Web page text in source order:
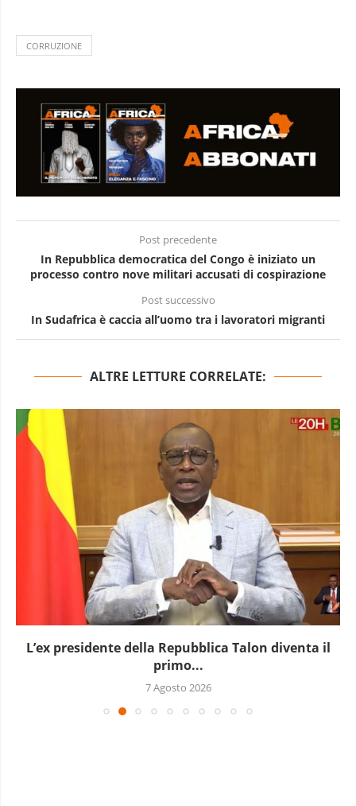
CORRUZIONE
Post precedente
In Repubblica democratica del Congo è iniziato un
processo contro nove militari accusati di cospirazione
Post successivo
In Sudafrica è caccia all’uomo tra i lavoratori migranti
ALTRE LETTURE CORRELATE:
L’ex presidente della Repubblica Talon diventa il
primo...
7 Agosto 2026